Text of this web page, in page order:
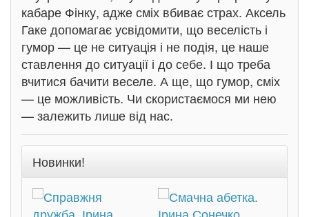
кабаре Фінку, адже сміх вбиває страх. Аксель
Гаке допомагає усвідомити, що веселість і
гумор — це не ситуація і не подія, це наше
ставлення до ситуації і до себе. І що треба
вчитися бачити веселе. А ще, що гумор, сміх
— це можливість. Чи скористаємося ми нею
— залежить лише від нас.
Новинки!